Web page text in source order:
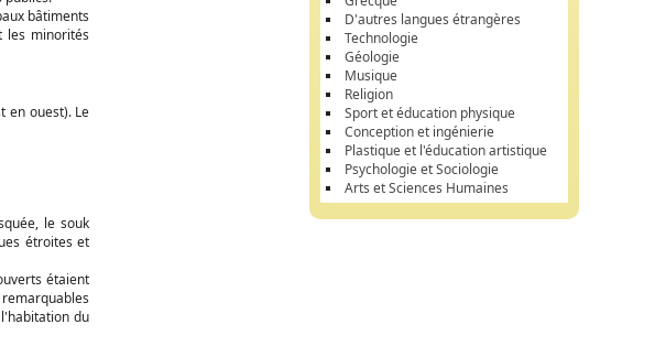
bâtiments
les minorités
en ouest). Le
le souk
étroites et
étaient
du
D'autres langues étrangères
Technologie
Géologie
Musique
Religion
Sport et éducation physique
Conception et ingénierie
Plastique et l'éducation artistique
Psychologie et Sociologie
Arts et Sciences Humaines